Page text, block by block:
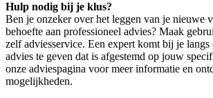
Hulp nodig bij je klus?
Ben je onzeker over het leggen van je nieuwe
behoefte aan professioneel advies? Maak
zelf adviesservice. Een expert komt bij je
advies te geven dat is afgestemd op jouw
onze adviespagina voor meer informatie en
mogelijkheden.